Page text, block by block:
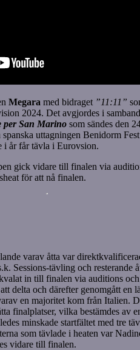
Megara med bidraget ”11:11”
2024. Det avgjordes i
per San Marino som sändes den
uttagningen Benidorm
i år får tävla i Eurovsion.
gick vidare till finalen via
för att nå finalen.
varav åtta var
Sessions-tävling och resterande
in till finalen via auditions
delta och därefter genomgått en
en majoritet kom från Italien.
finalplatser, vilka bestämdes av
minskade startfältet med tre
som tävlade i heaten var
vidare till finalen.